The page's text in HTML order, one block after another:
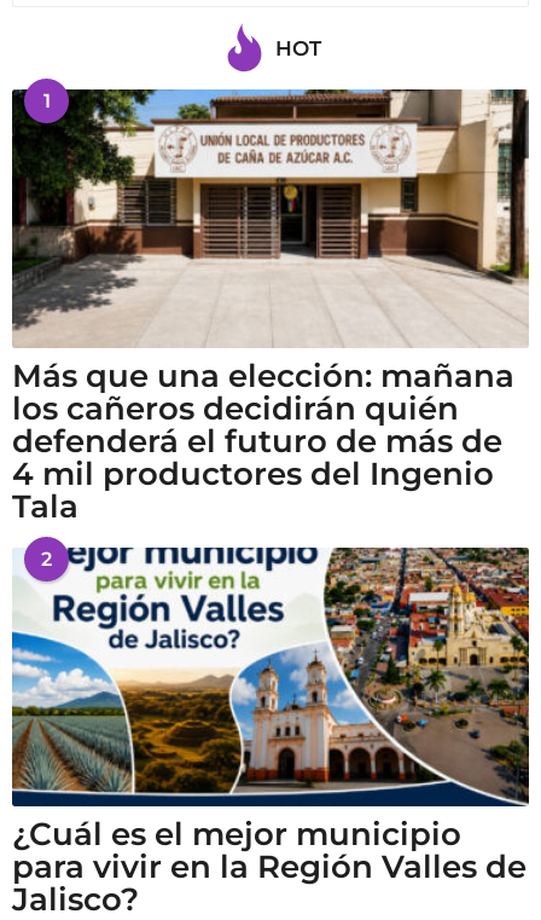
HOT
1
Más que una elección: mañana
los cañeros decidirán quién
defenderá el futuro de más de
4 mil productores del Ingenio
Tala
2
¿Cuál es el mejor municipio
para vivir en la Región Valles de
Jalisco?